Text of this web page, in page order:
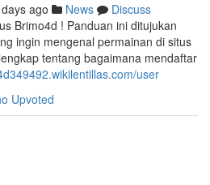
ago News
Discuss
Brimo4d ! Panduan ini ditujukan
ingin mengenal permainan di situs
tentang bagaimana mendaftar
user
Upvoted